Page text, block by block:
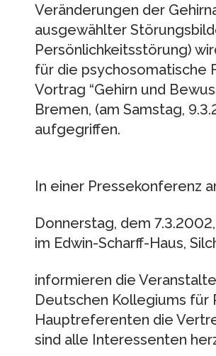
Veränderungen der
ausgewählter
Persönlichkeitsstörung)
für die psychosomatische
Vortrag “Gehirn und
Bremen, (am Samstag,
aufgegriffen.
In einer Pressekonferenz
Donnerstag, dem 7.3.2002,
im Edwin-Scharff-Haus,
informieren die
Deutschen Kollegiums für
Hauptreferenten die
sind alle Interessenten